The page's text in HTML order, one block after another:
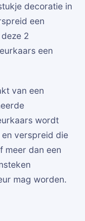
decoratie in
een
2
een
van een
wordt
verspreid die
meer dan een
mag worden.